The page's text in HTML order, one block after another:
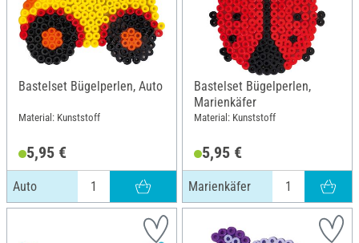
Bastelset Bügelperlen, Auto
Material: Kunststoff
5,95 €
Auto
Bastelset Bügelperlen,
Marienkäfer
Material: Kunststoff
5,95 €
Marienkäfer